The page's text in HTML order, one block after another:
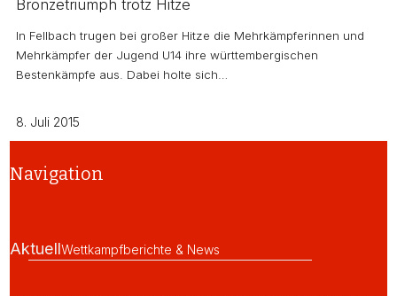
Bronzetriumph trotz Hitze
In Fellbach trugen bei großer Hitze die Mehrkämpferinnen und
Mehrkämpfer der Jugend U14 ihre württembergischen
Bestenkämpfe aus. Dabei holte sich…
8. Juli 2015
Navigation
AktuellWettkampfberichte & News